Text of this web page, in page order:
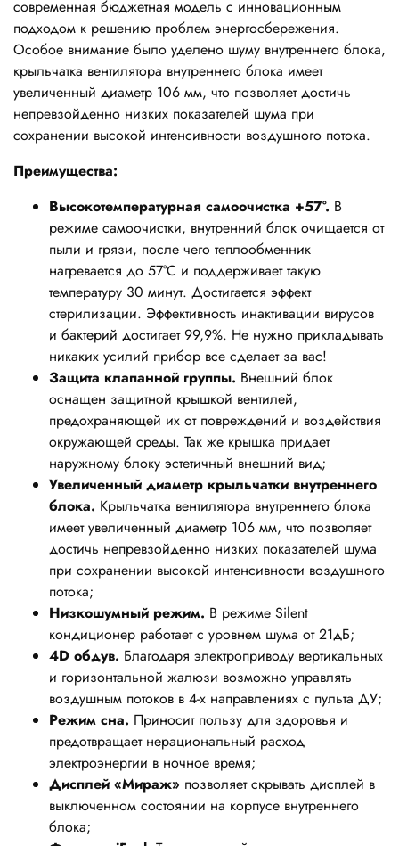
современная бюджетная модель с инновационным
подходом к решению проблем энергосбережения.
Особое внимание было уделено шуму внутреннего блока,
крыльчатка вентилятора внутреннего блока имеет
увеличенный диаметр 106 мм, что позволяет достичь
непревзойденно низких показателей шума при
сохранении высокой интенсивности воздушного потока.
Преимущества:
Высокотемпературная самоочистка +57°. В
режиме самоочистки, внутренний блок очищается от
пыли и грязи, после чего теплообменник
нагревается до 57°С и поддерживает такую
температуру 30 минут. Достигается эффект
стерилизации. Эффективность инактивации вирусов
и бактерий достигает 99,9%. Не нужно прикладывать
никаких усилий прибор все сделает за вас!
Защита клапанной группы. Внешний блок
оснащен защитной крышкой вентилей,
предохраняющей их от повреждений и воздействия
окружающей среды. Так же крышка придает
наружному блоку эстетичный внешний вид;
Увеличенный диаметр крыльчатки внутреннего
блока. Крыльчатка вентилятора внутреннего блока
имеет увеличенный диаметр 106 мм, что позволяет
достичь непревзойденно низких показателей шума
при сохранении высокой интенсивности воздушного
потока;
Низкошумный режим. В режиме Silent
кондиционер работает с уровнем шума от 21дБ;
4D обдув. Благодаря электроприводу вертикальных
и горизонтальной жалюзи возможно управлять
воздушным потоков в 4-х направлениях с пульта ДУ;
Режим сна. Приносит пользу для здоровья и
предотвращает нерациональный расход
электроэнергии в ночное время;
Дисплей «Мираж» позволяет скрывать дисплей в
выключенном состоянии на корпусе внутреннего
блока;